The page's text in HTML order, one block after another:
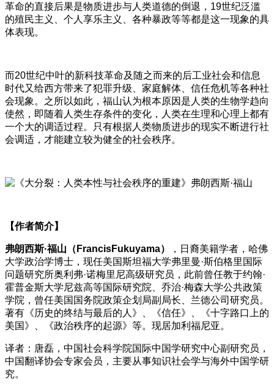
革命的直接后果是物质进步与人类道德的倒退，19世纪泛滥
的殖民主义、个人享乐主义、各种暴政等等都是这一现象的具
体表现。
而20世纪中叶的新科技革命及随之而来的后工业社会和信息
时代又给西方带来了犯罪升级、家庭解体、信任危机等各种社
会现象。之所以如此，福山认为根本原因是人类的生物学趋向
使然，即随着人类生存条件的变化，人类在生理和心理上都有
一个大的调适过程。只有根据人类物质进步的现实不断进行社
会调适，才能建立较为健全的社会秩序。
【作者简介】
弗朗西斯·福山（FrancisFukuyama）
，日裔美籍学者，哈佛
大学政治学博士，现任美国斯坦福大学弗里曼·斯伯格里国际
问题研究所奥利弗·诺梅里尼高级研究员，此前曾任教于约翰·
霍普金斯大学尼兹高等国际研究院、乔治·梅森大学公共政策
学院，曾任美国国务院政策企划局副局长、兰德公司研究员。
著有《历史的终结与最后的人》、《信任》、《十字路口上的
美国》、《政治秩序的起源》等。现居加利福尼亚。
译者：唐磊，中国社会科学院国际中国学研究中心副研究员，
中国翻译协会专家会员，主要从事知识社会学与海外中国学研
究。